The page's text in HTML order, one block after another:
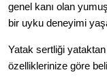
genel kanı olan
bir uyku deneyimi
Yatak sertliği
özelliklerinize göre